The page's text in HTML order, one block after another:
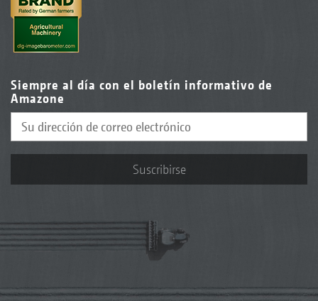
Siempre al día con el boletín informativo de
Amazone
Suscribirse